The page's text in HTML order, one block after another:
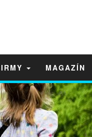
MAGAZÍN